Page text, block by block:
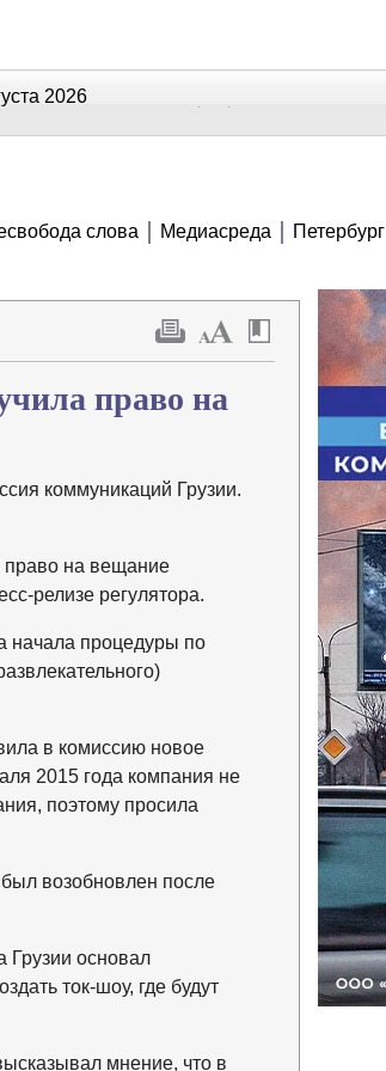
2026
слова Медиасреда Петербург
НапечататьИзменить шрифт
В закладки
право на
коммуникаций Грузии.
право на вещание
релизе регулятора.
начала процедуры по
в комиссию новое
2015 года компания не
поэтому просила
возобновлен после
Грузии основал
ток-шоу, где будут
мнение, что в